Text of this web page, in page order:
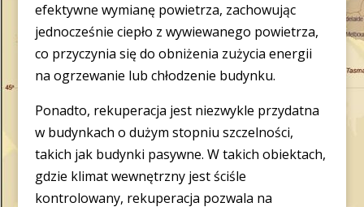
efektywne wymianę powietrza, zachowując
jednocześnie ciepło z wywiewanego powietrza,
co przyczynia się do obniżenia zużycia energii
na ogrzewanie lub chłodzenie budynku.
Ponadto, rekuperacja jest niezwykle przydatna
w budynkach o dużym stopniu szczelności,
takich jak budynki pasywne. W takich obiektach,
gdzie klimat wewnętrzny jest ściśle
kontrolowany, rekuperacja pozwala na